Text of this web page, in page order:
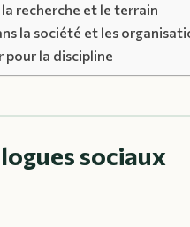
recherche et le terrain
la société et les
pour la discipline
sociaux